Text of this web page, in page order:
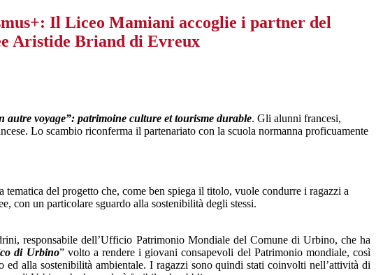
Il Liceo Mamiani accoglie i partner del
Aristide Briand di Evreux
autre voyage”: patrimoine culture et tourisme durable. Gli alunni francesi,
Lo scambio riconferma il partenariato con la scuola normanna proficuamente
del progetto che, come ben spiega il titolo, vuole condurre i ragazzi a
con un particolare sguardo alla sostenibilità degli stessi.
responsabile dell’Ufficio Patrimonio Mondiale del Comune di Urbino, che ha
di Urbino” volto a rendere i giovani consapevoli del Patrimonio mondiale, così
alla sostenibilità ambientale. I ragazzi sono quindi stati coinvolti nell’attività di